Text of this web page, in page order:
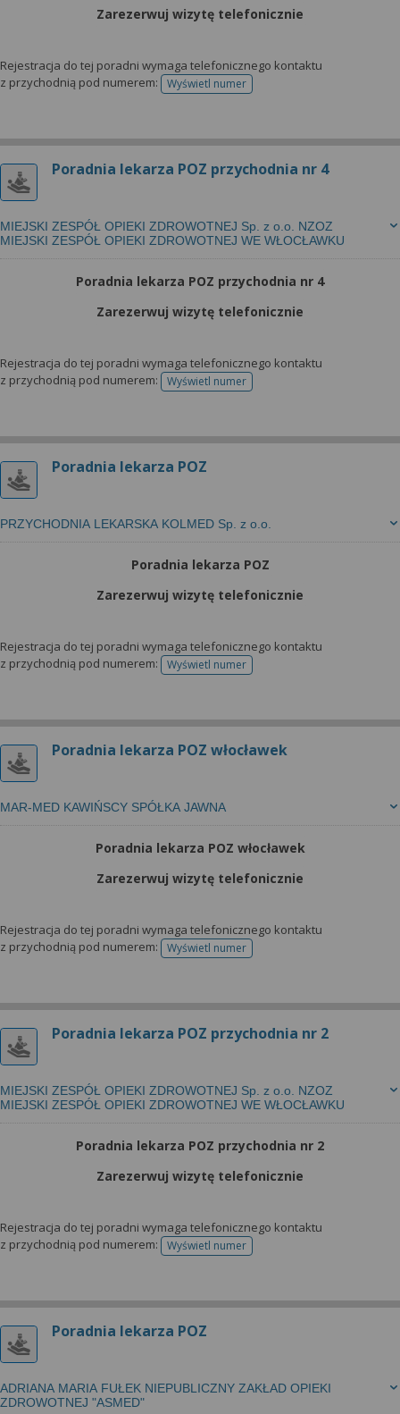
Zarezerwuj wizytę telefonicznie
Rejestracja do tej poradni wymaga telefonicznego kontaktu
z przychodnią pod numerem:
Wyświetl numertelefonu do rejestracji
Poradnia lekarza POZ przychodnia nr 4
MIEJSKI ZESPÓŁ OPIEKI ZDROWOTNEJ Sp. z o.o. NZOZ
MIEJSKI ZESPÓŁ OPIEKI ZDROWOTNEJ WE WŁOCŁAWKU
Poradnia lekarza POZ przychodnia nr 4
Zarezerwuj wizytę telefonicznie
Rejestracja do tej poradni wymaga telefonicznego kontaktu
z przychodnią pod numerem:
Wyświetl numertelefonu do rejestracji
Poradnia lekarza POZ
PRZYCHODNIA LEKARSKA KOLMED Sp. z o.o.
Poradnia lekarza POZ
Zarezerwuj wizytę telefonicznie
Rejestracja do tej poradni wymaga telefonicznego kontaktu
z przychodnią pod numerem:
Wyświetl numertelefonu do rejestracji
Poradnia lekarza POZ włocławek
MAR-MED KAWIŃSCY SPÓŁKA JAWNA
Poradnia lekarza POZ włocławek
Zarezerwuj wizytę telefonicznie
Rejestracja do tej poradni wymaga telefonicznego kontaktu
z przychodnią pod numerem:
Wyświetl numertelefonu do rejestracji
Poradnia lekarza POZ przychodnia nr 2
MIEJSKI ZESPÓŁ OPIEKI ZDROWOTNEJ Sp. z o.o. NZOZ
MIEJSKI ZESPÓŁ OPIEKI ZDROWOTNEJ WE WŁOCŁAWKU
Poradnia lekarza POZ przychodnia nr 2
Zarezerwuj wizytę telefonicznie
Rejestracja do tej poradni wymaga telefonicznego kontaktu
z przychodnią pod numerem:
Wyświetl numertelefonu do rejestracji
Poradnia lekarza POZ
ADRIANA MARIA FUŁEK NIEPUBLICZNY ZAKŁAD OPIEKI
ZDROWOTNEJ "ASMED"